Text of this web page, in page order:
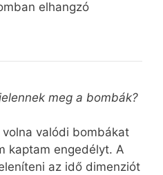
elhangzó
meg a bombák?
valódi bombákat
kaptam engedélyt. A
az idő dimenziót